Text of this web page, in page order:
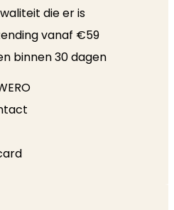
die er is
vanaf €59
binnen 30 dagen